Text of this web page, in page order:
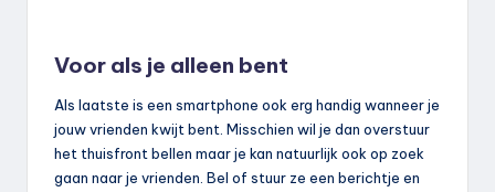
Voor als je alleen bent
Als laatste is een smartphone ook erg handig wanneer je
jouw vrienden kwijt bent. Misschien wil je dan overstuur
het thuisfront bellen maar je kan natuurlijk ook op zoek
gaan naar je vrienden. Bel of stuur ze een berichtje en